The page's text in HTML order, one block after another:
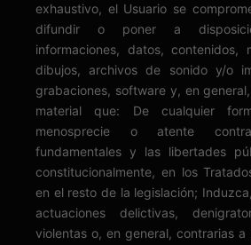
exhaustivo, el Usuario se
difundir o poner a
informaciones, datos, contenidos,
dibujos, archivos de sonido y/o
grabaciones, software y, en
material que: De cualquier
menosprecie o atente
fundamentales y las libertades
constitucionalmente, en los
en el resto de la legislación;
actuaciones delictivas,
violentas o, en general, contrarias a